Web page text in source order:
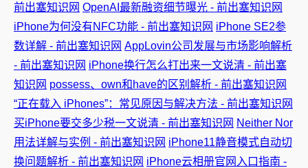
前出塞知识网 OpenAI最新融资细节曝光 - 前出塞知识网
iPhone为何没有NFC功能 - 前出塞知识网 iPhone SE2参
数详解 - 前出塞知识网 AppLovin公司发展与市场影响解析
- 前出塞知识网 iPhone换行怎么打出来一文说清 - 前出塞
知识网 possess、own和have的区别解析 - 前出塞知识网
“正在载入 iPhones”：常见原因与解决方法 - 前出塞知识网
买iPhone要交多少税一文说清 - 前出塞知识网 Neither Nor
用法详解与实例 - 前出塞知识网 iPhone11静音模式自动切
换问题解析 - 前出塞知识网 iPhone云相册官网入口指南 -